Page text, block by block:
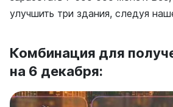
улучшить три здания, следуя
Комбинация для
на 6 декабря: